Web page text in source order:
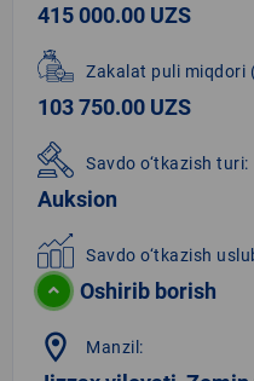
415 000.00 UZS
Zakalat puli miqdori
103 750.00 UZS
Savdo o‘tkazish turi:
Auksion
Savdo o‘tkazish
Oshirib borish
location_on Manzil: